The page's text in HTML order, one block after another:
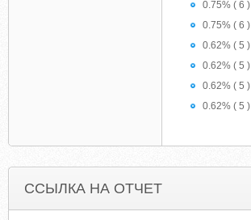
0.75% ( 6
0.75% ( 6 )
0.62% ( 5
0.62% ( 5
0.62% ( 5 )
0.62% ( 5 )
ССЫЛКА НА ОТЧЕТ